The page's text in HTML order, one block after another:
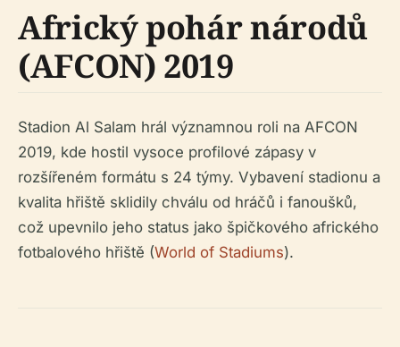
Africký pohár národů
(AFCON) 2019
Stadion Al Salam hrál významnou roli na AFCON
2019, kde hostil vysoce profilové zápasy v
rozšířeném formátu s 24 týmy. Vybavení stadionu a
kvalita hřiště sklidily chválu od hráčů i fanoušků,
což upevnilo jeho status jako špičkového afrického
fotbalového hřiště (World of Stadiums).